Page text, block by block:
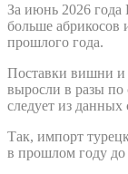
За июнь 2026 года
больше
прошлого года.
Поставки вишни и
выросли в разы по
следует из
Так, импорт
в прошлом году